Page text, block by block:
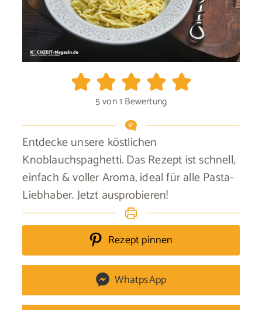
5von 1 Bewertung
Entdecke unsere köstlichen
Knoblauchspaghetti. Das Rezept ist schnell,
einfach & voller Aroma, ideal für alle Pasta-
Liebhaber. Jetzt ausprobieren!
Rezept pinnen
WhatpsApp